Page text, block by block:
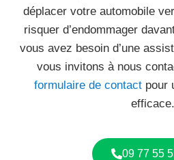
déplacer votre automobile
risquer d’endommager
vous avez besoin d’une
vous invitons à nous
formulaire de contactpour
efficace.
09 77 55